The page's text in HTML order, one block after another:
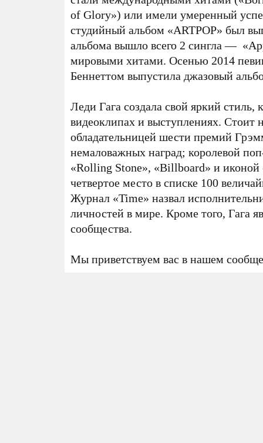
of Glory») или имели умеренный
студийный альбом «ARTPOP» был
альбома вышло всего 2 сингла —
мировыми хитами. Осенью 2014
Беннеттом выпустила джазовый
Леди Гага создала свой яркий стиль,
видеоклипах и выступлениях. Стоит
обладательницей шести премий
немаловажных наград; королевой
«Rolling Stone», «Billboard» и иконой
четвертое место в списке 100
Журнал «Time» назвал
личностей в мире. Кроме того, Гага
сообщества.
Мы приветствуем вас в нашем